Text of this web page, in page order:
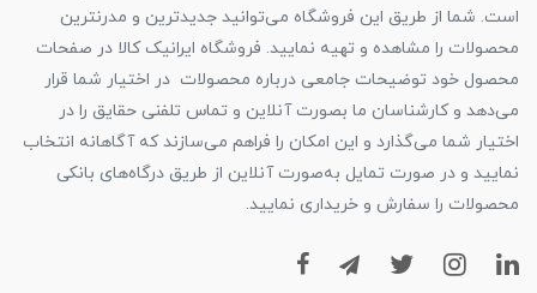
است. شما از طریق این فروشگاه می‌توانید جدیدترین و مدرنترین
محصولات را مشاهده و تهیه نمایید. فروشگاه ایرانیک کالا در صفحات
محصول خود توضیحات جامعی درباره محصولات در اختیار شما قرار
می‌دهد و کارشناسان ما بصورت آنلاین و تماس تلفنی حقایق را در
اختیار شما می‌گذارد و این امکان را فراهم می‌سازند که آگاهانه انتخاب
نمایید و در صورت تمایل به‌صورت آنلاین از طریق درگاه‌های بانکی
محصولات را سفارش و خریداری نمایید.